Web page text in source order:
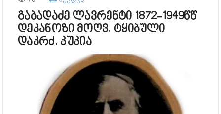
გაბადაძე ლავრენტი 1872-1949წწ
დეკანოზი მოღვ. ტყიბული
დაკრძ. კუკია